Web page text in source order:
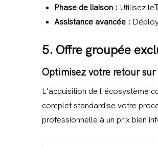
Phase de liaison : Utilisez le
Assistance avancée :
5. Offre groupée
Optimisez votre retour
L'acquisition de l'écosystème
complet standardise votre
professionnelle à un prix bien